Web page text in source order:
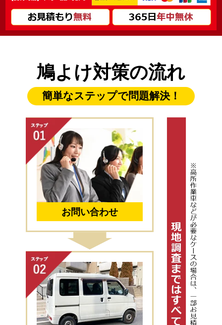
鳩よけ対策の流れ
簡単なステップで問題解決！
お問い合わせ